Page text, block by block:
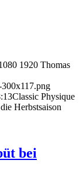
1920 Thomas
Classic Physique
Herbstsaison
bei